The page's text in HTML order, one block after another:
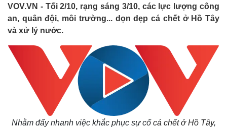
Việc làm
Biển đảo
VOV.VN - Tối 2/10, rạng sáng 3/10, các lực lượng công
an, quân đội, môi trường... dọn dẹp cá chết ở Hồ Tây
và xử lý nước.
Nhằm đẩy nhanh việc khắc phục sự cố cá chết ở Hồ Tây,